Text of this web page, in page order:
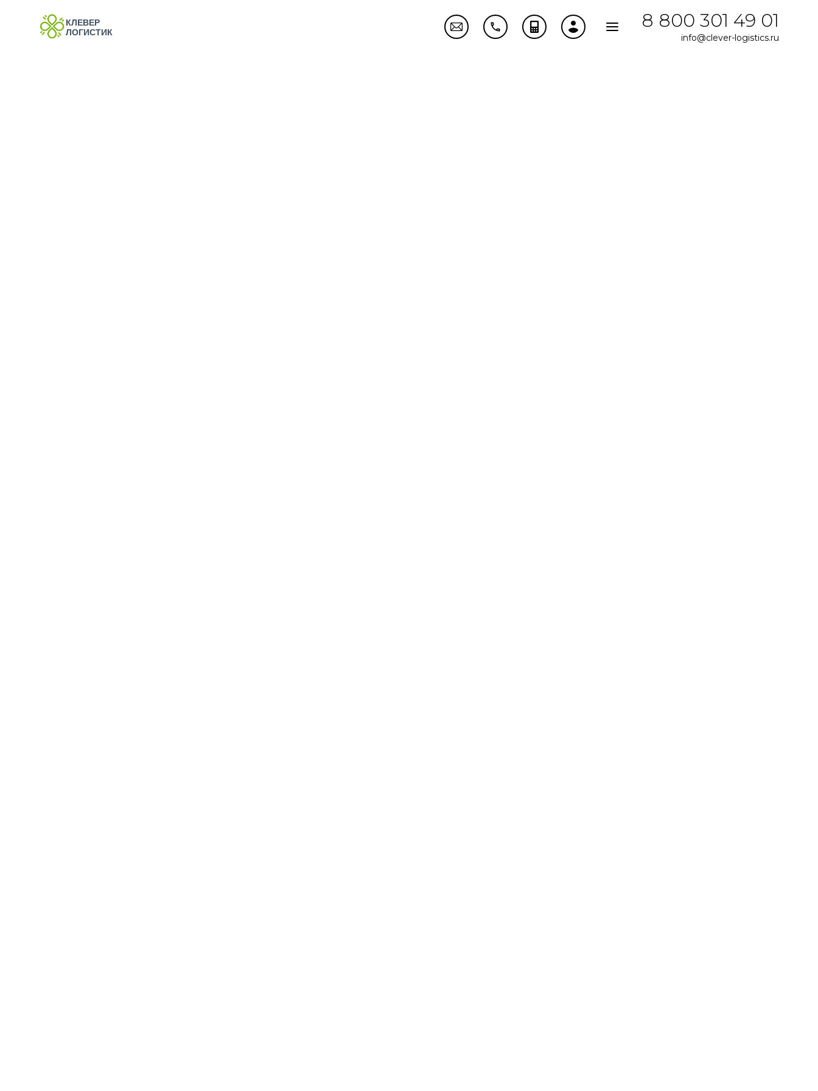
8 800 301 49 01
info@clever-logistics.ru